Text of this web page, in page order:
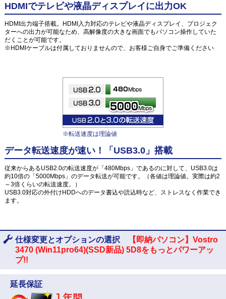
HDMIでテレビや液晶ディスプレイに出力OK
HDMI出力端子搭載。HDMI入力対応のテレビや液晶ディスプレイ、プロジェク
ターへの出力が可能なため、高解像度の大きな画面でもパソコン操作していた
だくことが可能です。
※HDMIケーブルは付属しておりませんので、お客様ご自身でご準備ください
※転送速度は理論値
データ転送速度が速い！「USB3.0」搭載
従来からあるUSB2.0の転送速度が「480Mbps」であるのに対して、USB3.0は
約10倍の「5000Mbps」のデータ転送が可能です。（各値は理論値。実際は約2
～3倍くらいの転送速度。）
USB3.0対応の外付けHDDへのデータ書込や読込時など、ストレスなく作業でき
ます。
仕様変更とオプションの選択
【即納パソコン】Vostro
3470 (Win11pro64)(SSD新品) 5D8をもっとパワーアッ
プ!!
延長保証